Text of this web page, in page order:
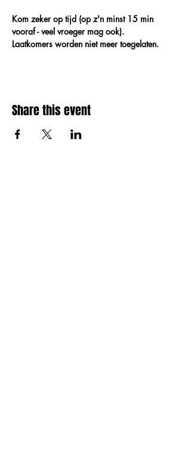
Kom zeker op tijd (op z'n minst 15 min
vooraf - veel vroeger mag ook).
Laatkomers worden niet meer toegelaten.
Share this event